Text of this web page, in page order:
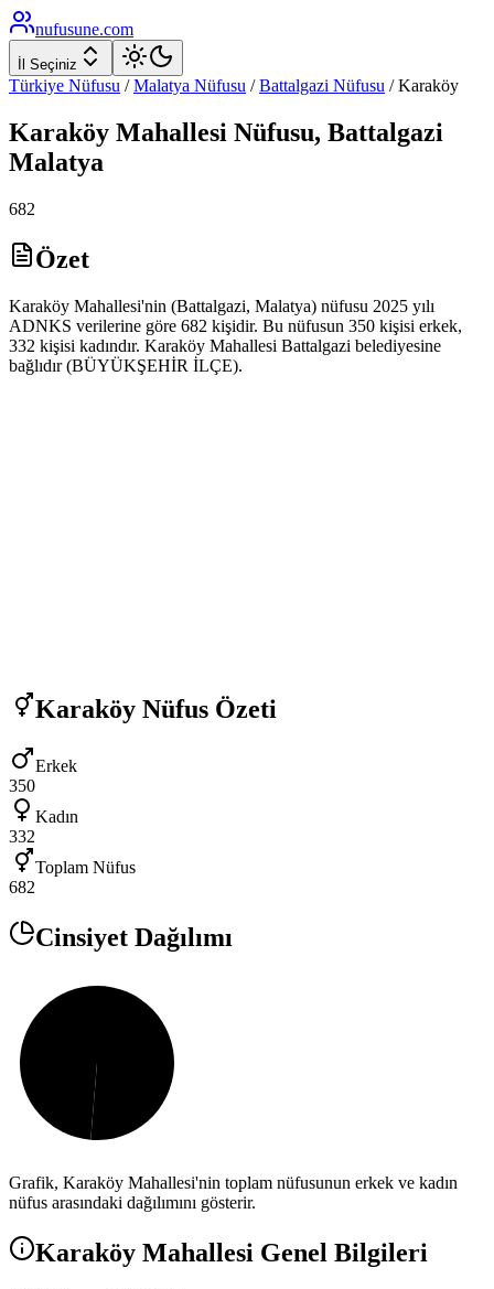
nufusune.com
İl Seçiniz
Türkiye Nüfusu / Malatya Nüfusu / Battalgazi Nüfusu /Karaköy
Karaköy Mahallesi Nüfusu, Battalgazi
Malatya
682
Özet
Karaköy Mahallesi'nin (Battalgazi, Malatya) nüfusu 2025 yılı
ADNKS verilerine göre 682 kişidir. Bu nüfusun 350 kişisi erkek,
332 kişisi kadındır. Karaköy Mahallesi Battalgazi belediyesine
bağlıdır (BÜYÜKŞEHİR İLÇE).
Karaköy Nüfus Özeti
Erkek
350
Kadın
332
Toplam Nüfus
682
Cinsiyet Dağılımı
Grafik, Karaköy Mahallesi'nin toplam nüfusunun erkek ve kadın
nüfus arasındaki dağılımını gösterir.
Karaköy Mahallesi Genel Bilgileri